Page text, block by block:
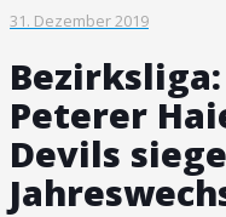
31. Dezember 2019
Peterer
Devils